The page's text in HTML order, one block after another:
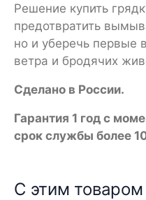
Решение купить
предотвратить
но и уберечь первые
ветра и бродячих
Сделано в России.
Гарантия 1 год с
срок службы более
С этим